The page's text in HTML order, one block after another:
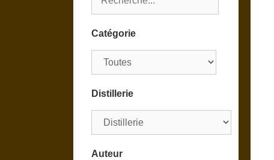
Catégorie
Distillerie
Auteur